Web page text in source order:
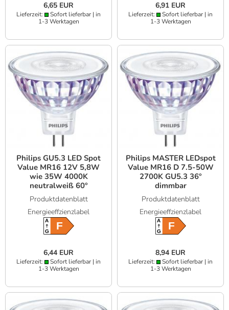
6,65 EUR
Lieferzeit:
Sofort lieferbar | in
1-3 Werktagen
6,91 EUR
Lieferzeit:
Sofort lieferbar | in
1-3 Werktagen
Philips GU5.3 LED Spot
Value MR16 12V 5,8W
wie 35W 4000K
neutralweiß 60°
dimmbar mit hoher
Farbwiedergabe 90Ra
Produktdatenblatt
Energieeffzienzlabel
A
GF
6,44 EUR
Lieferzeit:
Sofort lieferbar | in
1-3 Werktagen
Philips MASTER LEDspot
Value MR16 D 7.5-50W
2700K GU5.3 36°
dimmbar
Produktdatenblatt
Energieeffzienzlabel
A
GF
8,94 EUR
Lieferzeit:
Sofort lieferbar | in
1-3 Werktagen